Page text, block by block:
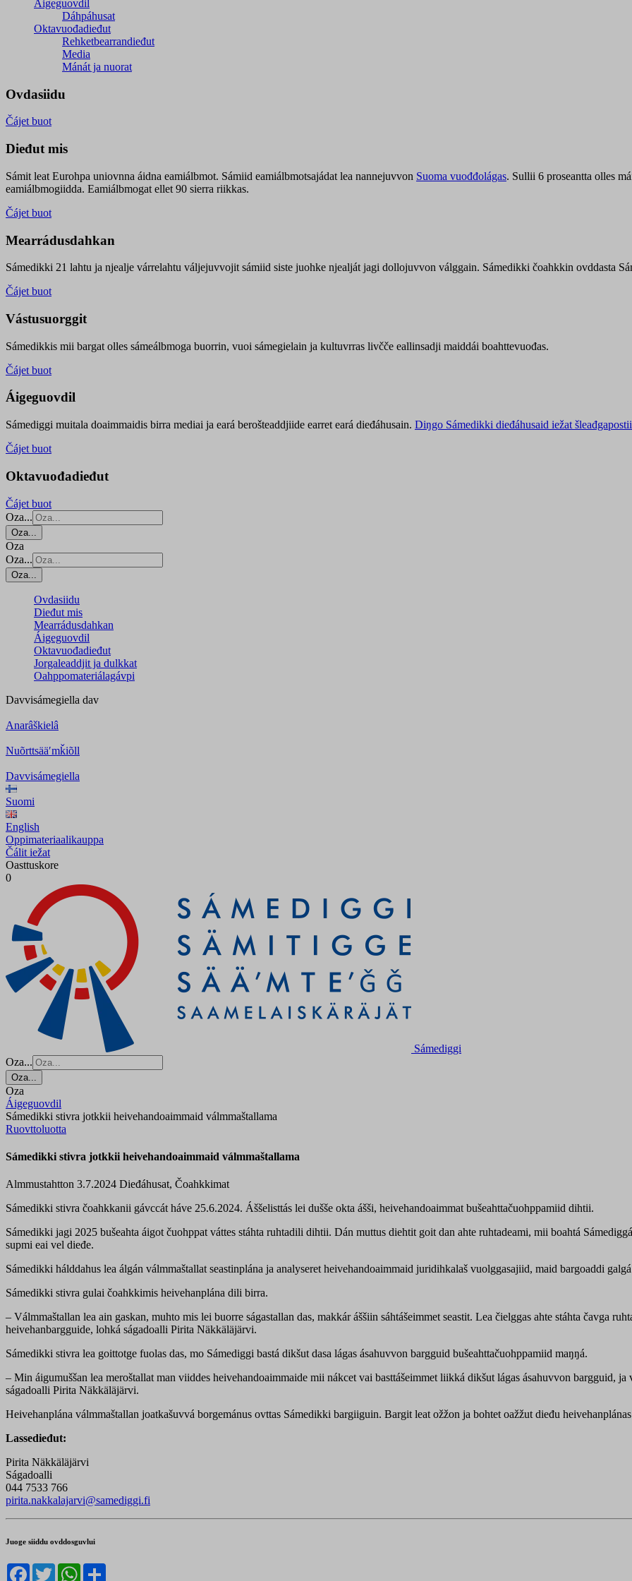
Áigeguovdil
Dáhpáhusat
Oktavuođadieđut
Rehketbearrandieđut
Media
Mánát ja nuorat
Ovdasiidu
Čájet buot
Dieđut mis
Sámit leat Eurohpa uniovnna áidna eamiálbmot. Sámiid eamiálbmotsajádat lea nannejuvvon Suoma vuođđolágas. Sullii 6 proseantta olles
eamiálbmogiidda. Eamiálbmogat ellet 90 sierra riikkas.
Čájet buot
Mearrádusdahkan
Sámedikki 21 lahtu ja njealje várrelahtu váljejuvvojit sámiid siste juohke njealját jagi dollojuvvon válggain. Sámedikki čoahkkin ovddasta
Čájet buot
Vástusuorggit
Sámedikkis mii bargat olles sámeálbmoga buorrin, vuoi sámegielain ja kultuvrras livčče eallinsadji maiddái boahttevuođas.
Čájet buot
Áigeguovdil
Sámediggi muitala doaimmaidis birra mediai ja eará berošteaddjiide earret eará dieđáhusain. Diŋgo Sámedikki dieđáhusaid iežat šleađgapostii
Čájet buot
Oktavuođadieđut
Čájet buot
Oza...
Oza...
Oza
Oza...
Oza...
Ovdasiidu
Dieđut mis
Mearrádusdahkan
Áigeguovdil
Oktavuođadieđut
Jorgaleaddjit ja dulkkat
Oahppomateriálagávpi
Davvisámegiella dav
Anarâškielâ
Nuõrttsääʹmǩiõll
Davvisámegiella
Suomi
English
Oppimateriaalikauppa
Čálit iežat
Oasttuskore
0
Sámediggi
Oza...
Oza...
Oza
Áigeguovdil
Sámedikki stivra jotkkii heivehandoaimmaid válmmaštallama
Ruovttoluotta
Sámedikki stivra jotkkii heivehandoaimmaid válmmaštallama
Almmustahtton 3.7.2024 Dieđáhusat, Čoahkkimat
Sámedikki stivra čoahkkanii gávccát háve 25.6.2024. Áššelisttás lei dušše okta ášši, heivehandoaimmat bušeahttačuohppamiid dihtii.
Sámedikki jagi 2025 bušeahta áigot čuohppat váttes stáhta ruhtadili dihtii. Dán muttus diehtit goit dan ahte ruhtadeami, mii boahtá
supmi eai vel dieđe.
Sámedikki hálddahus lea álgán válmmaštallat seastinplána ja analyseret heivehandoaimmaid juridihkalaš vuolggasajiid, maid bargoaddi
Sámedikki stivra gulai čoahkkimis heivehanplána dili birra.
– Válmmaštallan lea ain gaskan, muhto mis lei buorre ságastallan das, makkár áššiin sáhtášeimmet seastit. Lea čielggas ahte stáhta čavga
heivehanbargguide, lohká ságadoalli Pirita Näkkäläjärvi.
Sámedikki stivra lea goittotge fuolas das, mo Sámediggi bastá dikšut dasa lágas ásahuvvon bargguid bušeahttačuohppamiid maŋŋá.
– Min áigumuššan lea meroštallat man viiddes heivehandoaimmaide mii nákcet vai basttášeimmet liikká dikšut lágas ásahuvvon bargguid,
ságadoalli Pirita Näkkäläjärvi.
Heivehanplána válmmaštallan joatkašuvvá borgemánus ovttas Sámedikki bargiiguin. Bargit leat ožžon ja bohtet oažžut dieđu
Lassedieđut:
Pirita Näkkäläjärvi
Ságadoalli
044 7533 766
pirita.nakkalajarvi@samediggi.fi
Juoge siiddu ovddosguvlui
Facebook
TwitterWhatsApp